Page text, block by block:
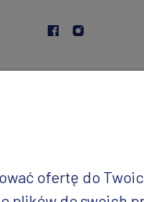
ofertę do